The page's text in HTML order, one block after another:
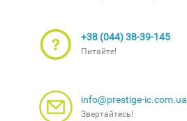
+38 (044) 38-39-145
Питайте!
info@prestige-ic.com.ua
Звертайтесь!